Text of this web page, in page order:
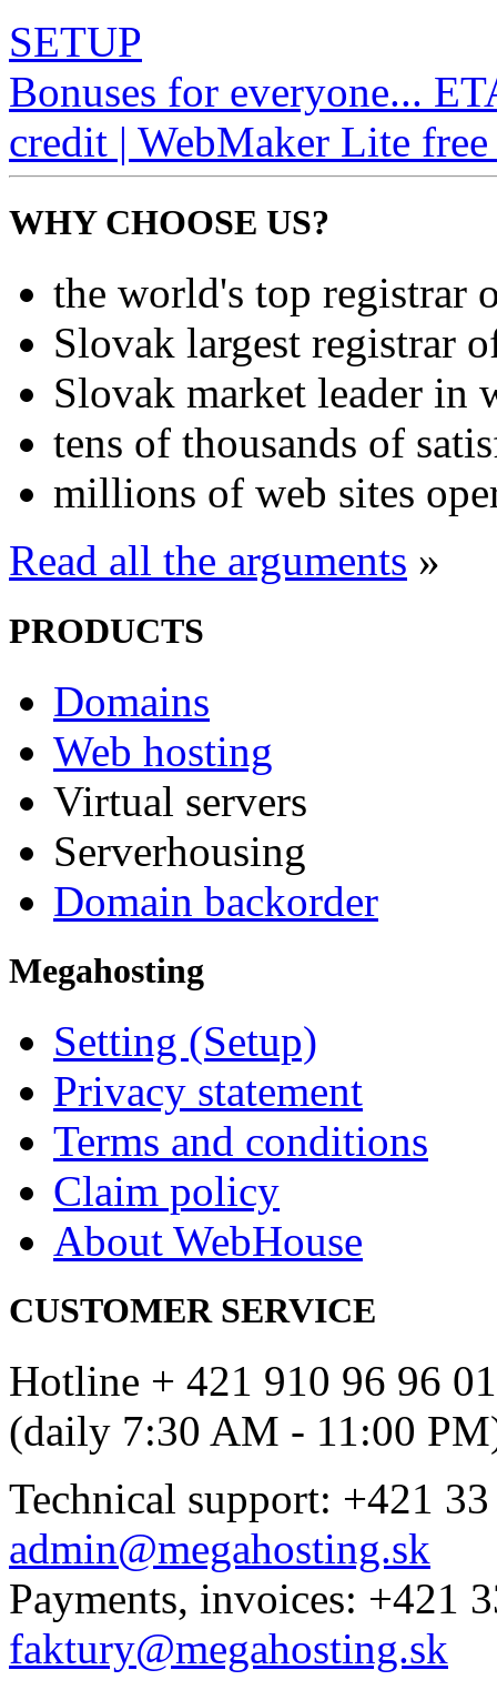
SETUP
Bonuses for everyone...
credit | WebMaker Lite
WHY CHOOSE US?
the world's top registrar
Slovak largest registrar
Slovak market leader in
tens of thousands of
millions of web sites
Read all the arguments »
PRODUCTS
Domains
Web hosting
Virtual servers
Serverhousing
Domain backorder
Megahosting
Setting (Setup)
Privacy statement
Terms and conditions
Claim policy
About WebHouse
CUSTOMER SERVICE
Hotline + 421 910 96 96 01
(daily 7:30 AM - 11:00
Technical support: +421
admin@megahosting.sk
Payments, invoices: +421
faktury@megahosting.sk